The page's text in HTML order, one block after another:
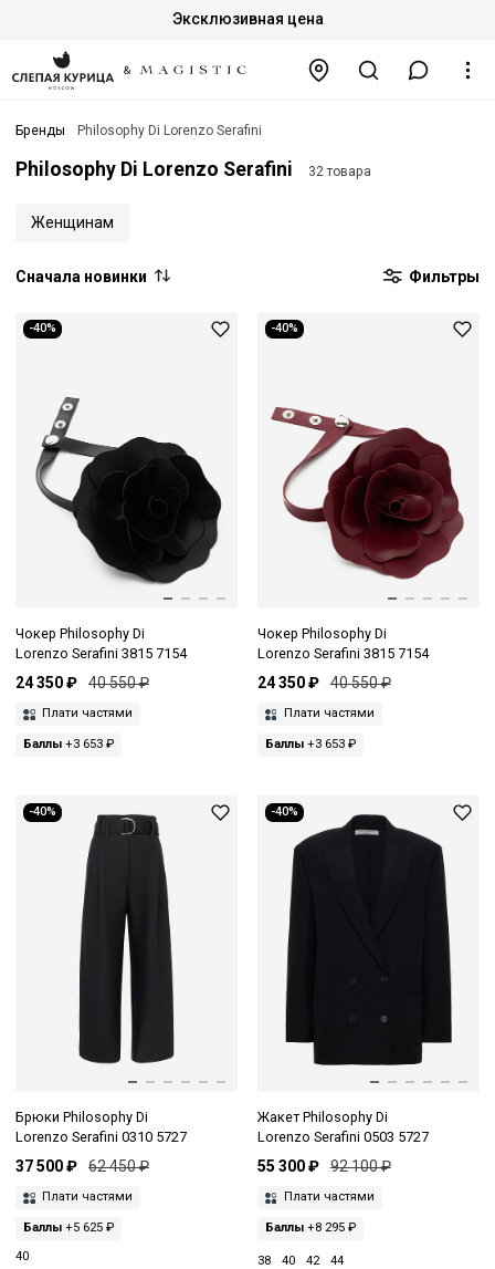
Эксклюзивная цена
Бренды Philosophy Di Lorenzo Serafini
Philosophy Di Lorenzo Serafini 32 товара
Женщинам
Сначала новинки Фильтры
-40%
Чокер Philosophy Di
Lorenzo Serafini 3815 7154
24 350 ₽ 40 550 ₽
Плати частями
Баллы +3 653 ₽
-40%
Чокер Philosophy Di
Lorenzo Serafini 3815 7154
24 350 ₽ 40 550 ₽
Плати частями
Баллы+3 653 ₽
-40%
Брюки Philosophy Di
Lorenzo Serafini 0310 5727
37 500 ₽ 62 450 ₽
Плати частями
Баллы +5 625 ₽
40
-40%
Жакет Philosophy Di
Lorenzo Serafini 0503 5727
55 300 ₽ 92 100 ₽
Плати частями
Баллы+8 295 ₽
38 40 42 44